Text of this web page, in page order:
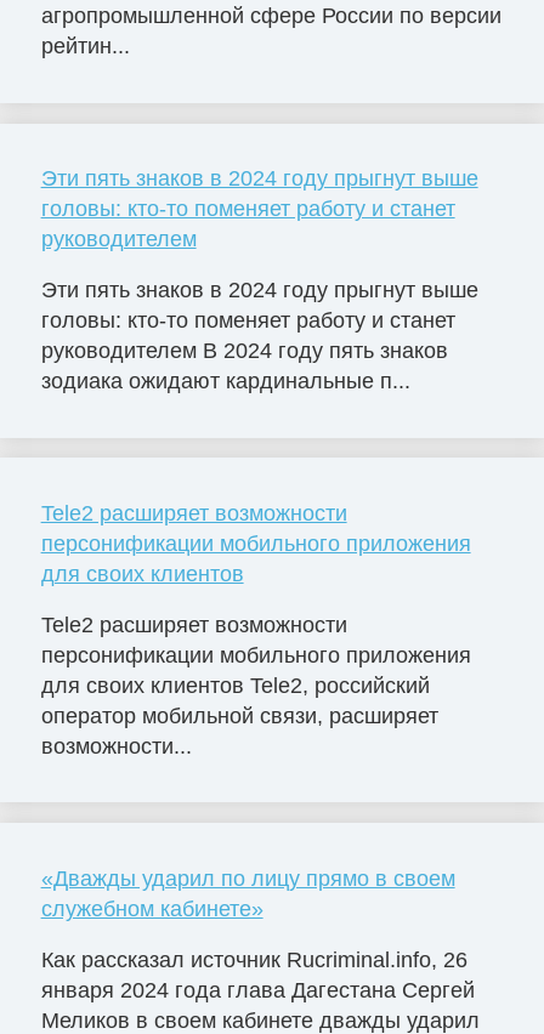
агропромышленной сфере России по версии
рейтин...
Эти пять знаков в 2024 году прыгнут выше
головы: кто-то поменяет работу и станет
руководителем
Эти пять знаков в 2024 году прыгнут выше
головы: кто-то поменяет работу и станет
руководителем В 2024 году пять знаков
зодиака ожидают кардинальные п...
Tele2 расширяет возможности
персонификации мобильного приложения
для своих клиентов
Tele2 расширяет возможности
персонификации мобильного приложения
для своих клиентов Tele2, российский
оператор мобильной связи, расширяет
возможности...
«Дважды ударил по лицу прямо в своем
служебном кабинете»
Как рассказал источник Rucriminal.info, 26
января 2024 года глава Дагестана Сергей
Меликов в своем кабинете дважды ударил